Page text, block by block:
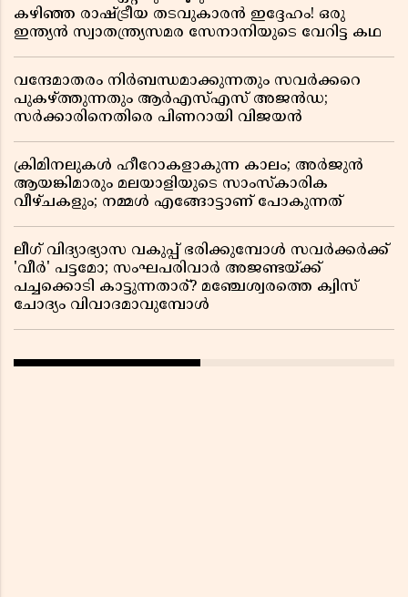
കഴിഞ്ഞ രാഷ്ട്രീയ തടവുകാരൻ ഇദ്ദേഹം! ഒരു
ഇന്ത്യൻ സ്വാതന്ത്ര്യസമര സേനാനിയുടെ വേറിട്ട കഥ
വന്ദേമാതരം നിർബന്ധമാക്കുന്നതും സവർക്കറെ
പുകഴ്ത്തുന്നതും ആർഎസ്എസ് അജൻഡ;
സർക്കാരിനെതിരെ പിണറായി വിജയൻ
ക്രിമിനലുകൾ ഹീറോകളാകുന്ന കാലം; അർജുൻ
ആയങ്കിമാരും മലയാളിയുടെ സാംസ്കാരിക
വീഴ്ചകളും; നമ്മൾ എങ്ങോട്ടാണ് പോകുന്നത്
ലീഗ് വിദ്യാഭ്യാസ വകുപ്പ് ഭരിക്കുമ്പോൾ സവർക്കർക്ക്
'വീർ' പട്ടമോ; സംഘപരിവാർ അജണ്ടയ്ക്ക്
പച്ചക്കൊടി കാട്ടുന്നതാര്? മഞ്ചേശ്വരത്തെ ക്വിസ്
ചോദ്യം വിവാദമാവുമ്പോൾ